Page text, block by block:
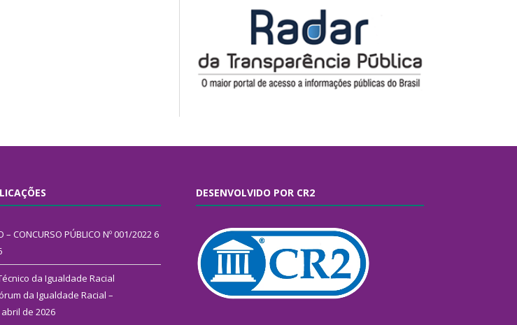
– CONCURSO PÚBLICO Nº 001/2022 6
da Igualdade Racial
da Igualdade Racial –
de 2026
DESENVOLVIDO POR CR2